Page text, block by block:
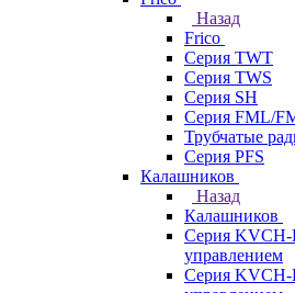
Назад
Frico
Серия TWT
Серия TWS
Серия SH
Серия FML/
Трубчатые
Серия PFS
Калашников
Назад
Калашников
Серия KVCH-
управлением
Серия KVCH-